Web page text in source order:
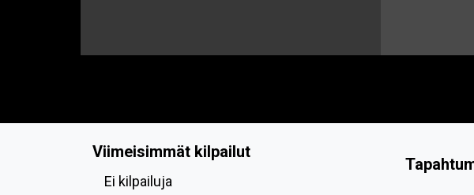
Viimeisimmät kilpailut
Ei kilpailuja